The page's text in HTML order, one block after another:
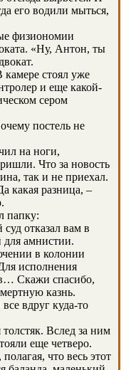
его водили мыться,
физиономии
«Ну, Антон, ты
камере стоял уже
и еще какой-
сером
постель не
на ноги,
Что за новость
так и не приехал.
какая разница, –
папку:
отказал вам в
амнистии.
в колонии
исполнения
Скажи спасибо,
казнь.
вдруг куда-то
Вслед за ним
еще четверо.
что весь этот